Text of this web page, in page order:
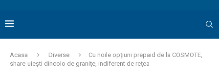
Acasa Diverse
Cu noile opţiuni prepaid de la COSMOTE,
share-uieşti dincolo de graniţe, indiferent de reţea